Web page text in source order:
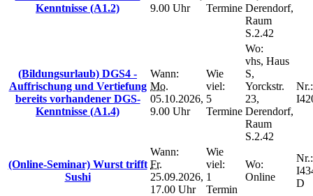
Kenntnisse (A1.2)
9.00 Uhr
Termine Derendorf,
Raum
S.2.42
(Bildungsurlaub) DGS4 -
Auffrischung und Vertiefung
bereits vorhandener DGS-
Kenntnisse (A1.4)
Wann:
Mo.
05.10.2026,
9.00 Uhr
Wie
viel:
5
Termine
Wo:
vhs, Haus
S,
Yorckstr.
23,
Derendorf,
Raum
S.2.42
Nr.:
(Online-Seminar) Wurst trifft
Sushi
Wann:
Fr.
25.09.2026,
17.00 Uhr
Wie
viel:
1
Termin
Wo:
Online
Nr.:
D